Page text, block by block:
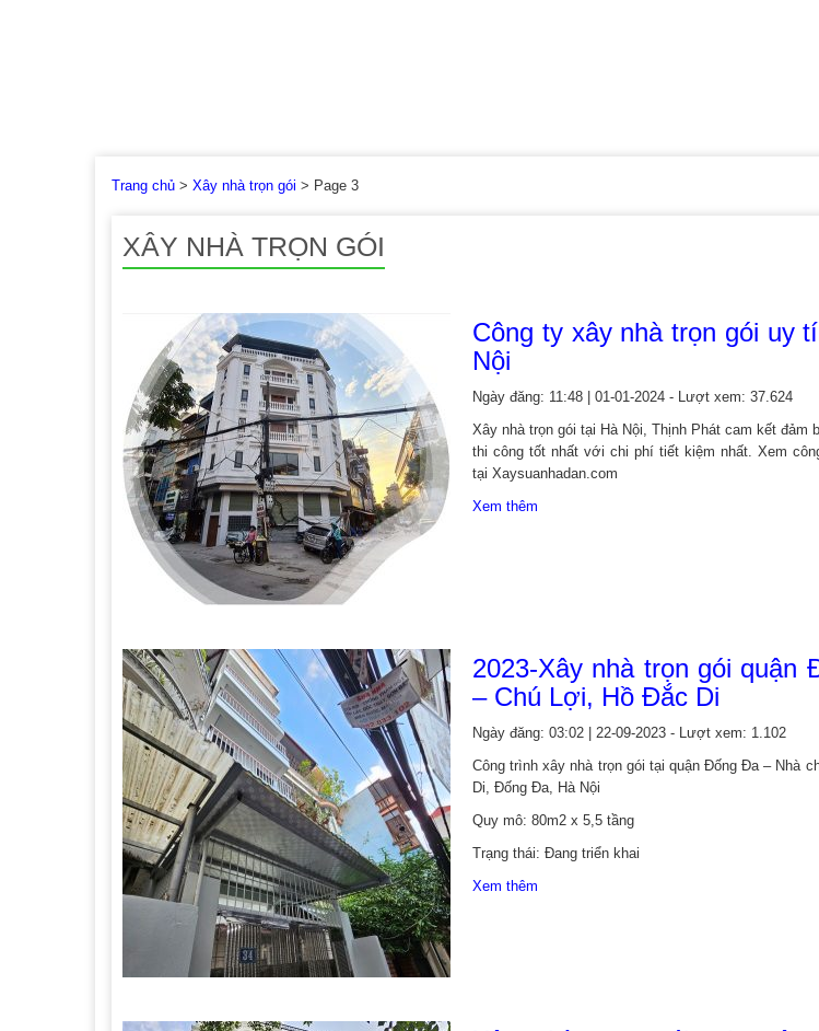
Trang chủ > Xây nhà trọn gói > Page 3
XÂY NHÀ TRỌN GÓI
Công ty xây nhà trọn gói uy
Nội
Ngày đăng: 11:48 | 01-01-2024 - Lượt xem: 37.624
Xây nhà trọn gói tại Hà Nội, Thịnh Phát cam kết đảm
thi công tốt nhất với chi phí tiết kiệm nhất. Xem
tại Xaysuanhadan.com
Xem thêm
2023-Xây nhà trọn gói quận
– Chú Lợi, Hồ Đắc Di
Ngày đăng: 03:02 | 22-09-2023 - Lượt xem: 1.102
Công trình xây nhà trọn gói tại quận Đống Đa – Nhà
Di, Đống Đa, Hà Nội
Quy mô: 80m2 x 5,5 tầng
Trạng thái: Đang triển khai
Xem thêm